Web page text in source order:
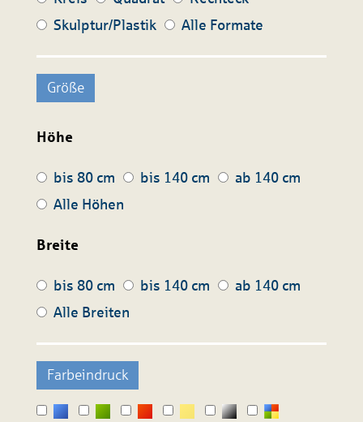
Skulptur/Plastik
Alle Formate
Größe
Höhe
bis 80 cm bis 140 cm
ab 140 cm
Alle Höhen
Breite
bis 80 cm bis 140 cm
ab 140 cm
Alle Breiten
Farbeindruck